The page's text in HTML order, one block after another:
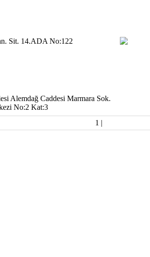
Sit. 14.ADA No:122
Alemdağ Caddesi Marmara Sok.
No:2 Kat:3
1 |